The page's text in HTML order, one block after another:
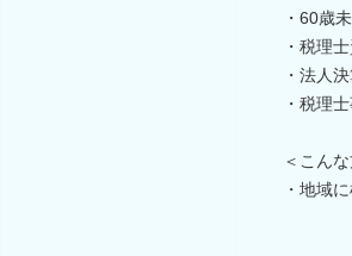
・60歳
・税理
・法人
・税理
＜こん
・地域